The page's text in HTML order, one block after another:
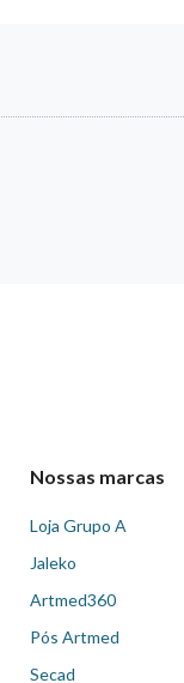
Nossas marcas
Loja Grupo A
Jaleko
Artmed360
Pós Artmed
Secad